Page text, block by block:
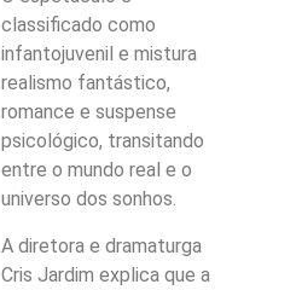
classificado como
infantojuvenil e mistura
realismo fantástico,
romance e suspense
psicológico, transitando
entre o mundo real e o
universo dos sonhos.
A diretora e dramaturga
Cris Jardim explica que a